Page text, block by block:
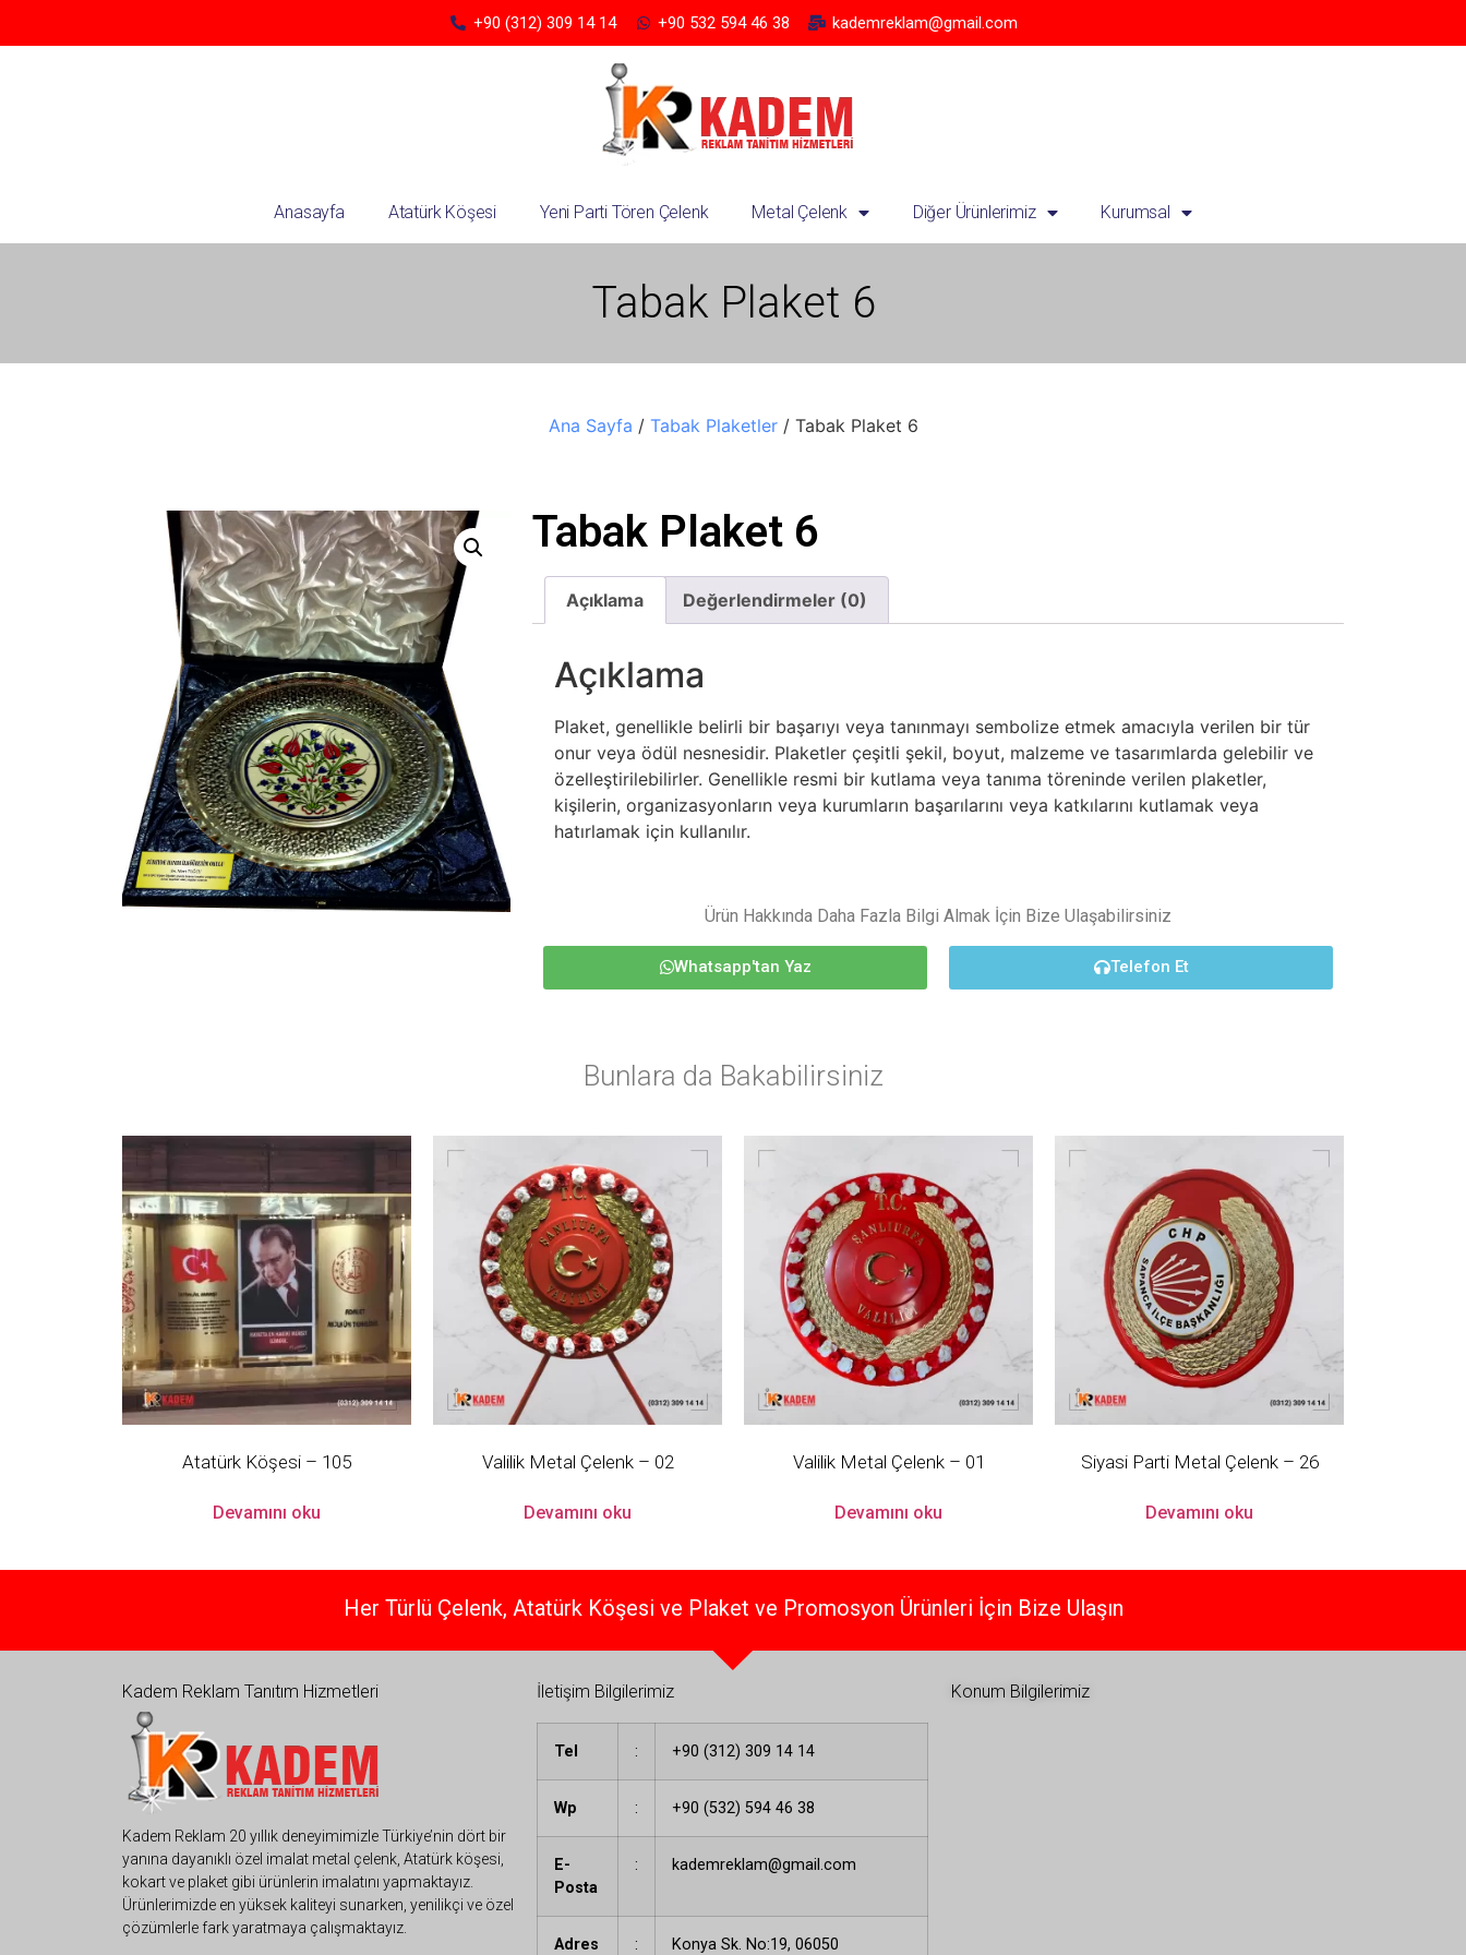
+90 (312) 309 14 14 +90 532 594 46 38 kademreklam@gmail.com
Anasayfa Atatürk Köşesi Yeni Parti Tören Çelenk Metal Çelenk Diğer Ürünlerimiz Kurumsal
Tabak Plaket 6
Ana Sayfa / Tabak Plaketler/ Tabak Plaket 6
Tabak Plaket 6
Açıklama Değerlendirmeler (0)
Açıklama
Plaket, genellikle belirli bir başarıyı veya tanınmayı sembolize etmek amacıyla verilen bir tür
onur veya ödül nesnesidir. Plaketler çeşitli şekil, boyut, malzeme ve tasarımlarda gelebilir ve
özelleştirilebilirler. Genellikle resmi bir kutlama veya tanıma töreninde verilen plaketler,
kişilerin, organizasyonların veya kurumların başarılarını veya katkılarını kutlamak veya
hatırlamak için kullanılır.
Ürün Hakkında Daha Fazla Bilgi Almak İçin Bize Ulaşabilirsiniz
Whatsapp'tan Yaz Telefon Et
Bunlara da Bakabilirsiniz
Atatürk Köşesi – 105
Devamını oku
Valilik Metal Çelenk – 02
Devamını oku
Valilik Metal Çelenk – 01
Devamını oku
Siyasi Parti Metal Çelenk – 26
Devamını oku
Her Türlü Çelenk, Atatürk Köşesi ve Plaket ve Promosyon Ürünleri İçin Bize Ulaşın
Kadem Reklam Tanıtım Hizmetleri
Kadem Reklam 20 yıllık deneyimimizle Türkiye’nin dört bir
yanına dayanıklı özel imalat metal çelenk, Atatürk köşesi,
kokart ve plaket gibi ürünlerin imalatını yapmaktayız.
Ürünlerimizde en yüksek kaliteyi sunarken, yenilikçi ve özel
çözümlerle fark yaratmaya çalışmaktayız.
İletişim Bilgilerimiz
Tel : +90 (312) 309 14 14
Wp : +90 (532) 594 46 38
E-
Posta
: kademreklam@gmail.com
Adres : Konya Sk. No:19, 06050
Konum Bilgilerimiz